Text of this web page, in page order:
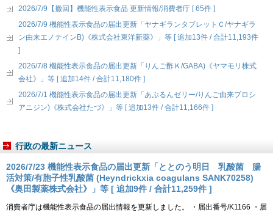
2026/7/9【撤回】機能性表示食品 更新情報/消費者庁 [ 65件 ]
2026/7/9 機能性表示食品の届出更新「ヤナギランタブレットＣ/ヤナギラ
ン由来エノテインB)《株式会社東洋新薬》」等 [ 追加13件 / 合計11,193件
]
2026/7/8 機能性表示食品の届出更新「りんご酢Ｋ/GABA)《ヤマモリ株式
会社》」等 [ 追加14件 / 合計11,180件 ]
2026/7/1 機能性表示食品の届出更新「あぷるんゼリー/りんご由来プロシ
アニジン)《株式会社たづ》」等 [ 追加13件 / 合計11,166件 ]
行政の最新ニュース
2026/7/23 機能性表示食品の届出更新「ととのう明日 乳酸菌 腸
活対策/有胞子性乳酸菌 (Heyndrickxia coagulans SANK70258)
《奥田製薬株式会社》」等 [ 追加9件 / 合計11,259件 ]
消費者庁は機能性表示食品の届出情報を更新しました。 ・届出番号/K1166 ・届